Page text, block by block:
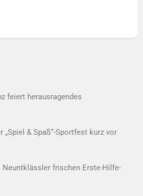
feiert herausragendes
„Spiel & Spaß“-Sportfest kurz vor
frischen Erste-Hilfe-